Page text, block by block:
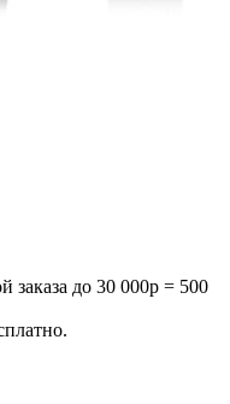
до 30 000р = 500